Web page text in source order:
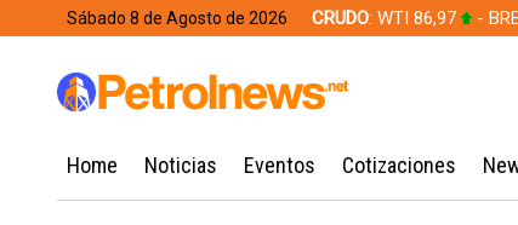
Sábado 8 de Agosto de 2026 CRUDO: WTI 86,97 -
Home Noticias Eventos Cotizaciones